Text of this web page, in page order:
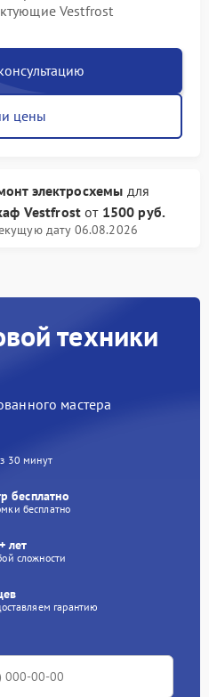
Vestfrost
цены
электросхемы для
Vestfrost от 1500 руб.
дату 06.08.2026
техники
мастера
30 минут
бесплатно
бесплатно
лет
сложности
гарантию